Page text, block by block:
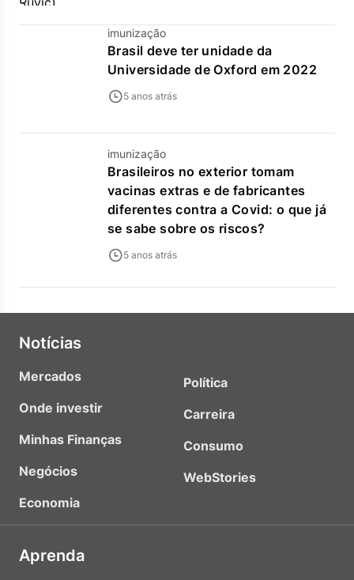
imunização
Brasil deve ter unidade da
Universidade de Oxford em 2022
5 anos atrás
imunização
Brasileiros no exterior tomam
vacinas extras e de fabricantes
diferentes contra a Covid: o que já
se sabe sobre os riscos?
5 anos atrás
Notícias
Mercados
Onde investir
Minhas Finanças
Negócios
Economia
Política
Carreira
Consumo
WebStories
Aprenda